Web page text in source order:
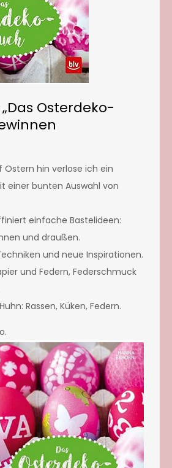
Osterdeko-
Ostern hin verlose ich ein
einer bunten Auswahl von
einfache Bastelideen:
und draußen.
und neue Inspirationen.
und Federn, Federschmuck
Rassen, Küken, Federn.